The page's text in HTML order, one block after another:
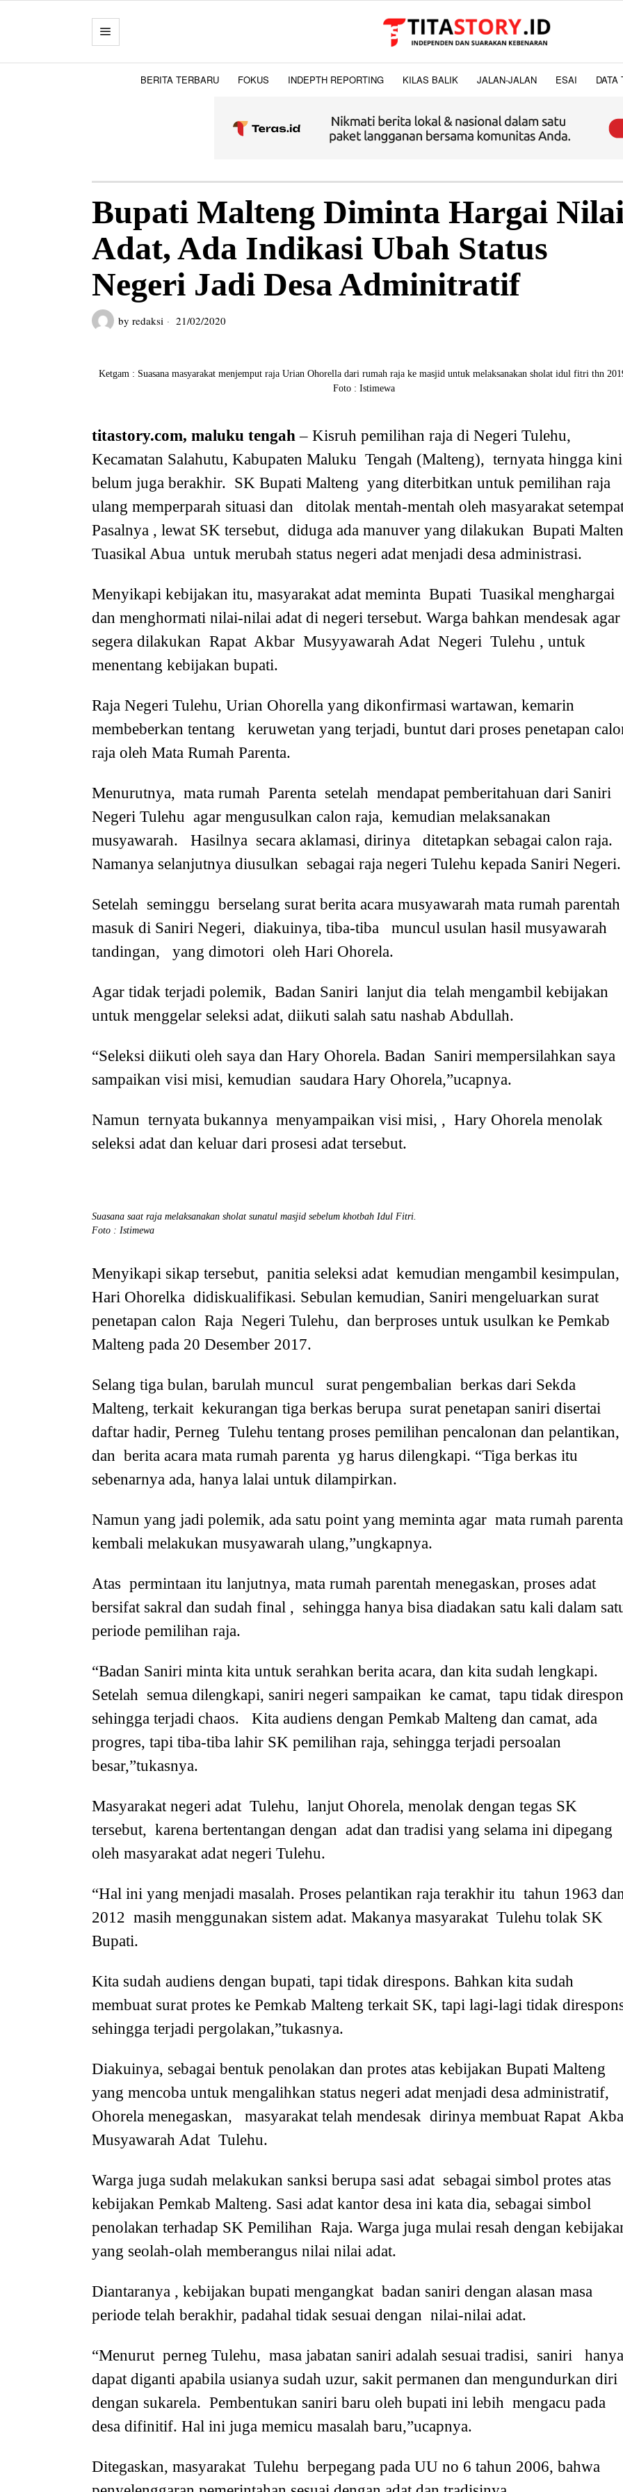
BERITA TERBARU FOKUS INDEPTH REPORTING KILAS BALIK JALAN-JALAN ESAI DATA
Bupati Malteng Diminta Hargai
Adat, Ada Indikasi Ubah Status
Negeri Jadi Desa Adminitratif
by redaksi 21/02/2020
Ketgam : Suasana masyarakat menjemput raja Urian Ohorella dari rumah raja ke masjid untuk melaksanakan sholat idul fitri thn
Foto : Istimewa
titastory.com, maluku tengah – Kisruh pemilihan raja di Negeri Tulehu,
Kecamatan Salahutu, Kabupaten Maluku Tengah (Malteng), ternyata hingga kini
belum juga berakhir. SK Bupati Malteng yang diterbitkan untuk pemilihan raja
ulang memperparah situasi dan ditolak mentah-mentah oleh masyarakat
Pasalnya , lewat SK tersebut, diduga ada manuver yang dilakukan Bupati
Tuasikal Abua untuk merubah status negeri adat menjadi desa administrasi.
Menyikapi kebijakan itu, masyarakat adat meminta Bupati Tuasikal menghargai
dan menghormati nilai-nilai adat di negeri tersebut. Warga bahkan mendesak agar
segera dilakukan Rapat Akbar Musyyawarah Adat Negeri Tulehu , untuk
menentang kebijakan bupati.
Raja Negeri Tulehu, Urian Ohorella yang dikonfirmasi wartawan, kemarin
membeberkan tentang keruwetan yang terjadi, buntut dari proses penetapan
raja oleh Mata Rumah Parenta.
Menurutnya, mata rumah Parenta setelah mendapat pemberitahuan dari Saniri
Negeri Tulehu agar mengusulkan calon raja, kemudian melaksanakan
musyawarah. Hasilnya secara aklamasi, dirinya ditetapkan sebagai calon raja.
Namanya selanjutnya diusulkan sebagai raja negeri Tulehu kepada Saniri Negeri.
Setelah seminggu berselang surat berita acara musyawarah mata rumah parentah
masuk di Saniri Negeri, diakuinya, tiba-tiba muncul usulan hasil musyawarah
tandingan, yang dimotori oleh Hari Ohorela.
Agar tidak terjadi polemik, Badan Saniri lanjut dia telah mengambil kebijakan
untuk menggelar seleksi adat, diikuti salah satu nashab Abdullah.
“Seleksi diikuti oleh saya dan Hary Ohorela. Badan Saniri mempersilahkan saya
sampaikan visi misi, kemudian saudara Hary Ohorela,”ucapnya.
Namun ternyata bukannya menyampaikan visi misi, , Hary Ohorela menolak
seleksi adat dan keluar dari prosesi adat tersebut.
Suasana saat raja melaksanakan sholat sunatul masjid sebelum khotbah Idul Fitri.
Foto : Istimewa
Menyikapi sikap tersebut, panitia seleksi adat kemudian mengambil kesimpulan,
Hari Ohorelka didiskualifikasi. Sebulan kemudian, Saniri mengeluarkan surat
penetapan calon Raja Negeri Tulehu, dan berproses untuk usulkan ke Pemkab
Malteng pada 20 Desember 2017.
Selang tiga bulan, barulah muncul surat pengembalian berkas dari Sekda
Malteng, terkait kekurangan tiga berkas berupa surat penetapan saniri disertai
daftar hadir, Perneg Tulehu tentang proses pemilihan pencalonan dan pelantikan,
dan berita acara mata rumah parenta yg harus dilengkapi. “Tiga berkas itu
sebenarnya ada, hanya lalai untuk dilampirkan.
Namun yang jadi polemik, ada satu point yang meminta agar mata rumah parenta
kembali melakukan musyawarah ulang,”ungkapnya.
Atas permintaan itu lanjutnya, mata rumah parentah menegaskan, proses adat
bersifat sakral dan sudah final , sehingga hanya bisa diadakan satu kali dalam
periode pemilihan raja.
“Badan Saniri minta kita untuk serahkan berita acara, dan kita sudah lengkapi.
Setelah semua dilengkapi, saniri negeri sampaikan ke camat, tapu tidak
sehingga terjadi chaos. Kita audiens dengan Pemkab Malteng dan camat, ada
progres, tapi tiba-tiba lahir SK pemilihan raja, sehingga terjadi persoalan
besar,”tukasnya.
Masyarakat negeri adat Tulehu, lanjut Ohorela, menolak dengan tegas SK
tersebut, karena bertentangan dengan adat dan tradisi yang selama ini dipegang
oleh masyarakat adat negeri Tulehu.
“Hal ini yang menjadi masalah. Proses pelantikan raja terakhir itu tahun 1963
2012 masih menggunakan sistem adat. Makanya masyarakat Tulehu tolak SK
Bupati.
Kita sudah audiens dengan bupati, tapi tidak direspons. Bahkan kita sudah
membuat surat protes ke Pemkab Malteng terkait SK, tapi lagi-lagi tidak
sehingga terjadi pergolakan,”tukasnya.
Diakuinya, sebagai bentuk penolakan dan protes atas kebijakan Bupati Malteng
yang mencoba untuk mengalihkan status negeri adat menjadi desa administratif,
Ohorela menegaskan, masyarakat telah mendesak dirinya membuat Rapat
Musyawarah Adat Tulehu.
Warga juga sudah melakukan sanksi berupa sasi adat sebagai simbol protes atas
kebijakan Pemkab Malteng. Sasi adat kantor desa ini kata dia, sebagai simbol
penolakan terhadap SK Pemilihan Raja. Warga juga mulai resah dengan
yang seolah-olah memberangus nilai nilai adat.
Diantaranya , kebijakan bupati mengangkat badan saniri dengan alasan masa
periode telah berakhir, padahal tidak sesuai dengan nilai-nilai adat.
“Menurut perneg Tulehu, masa jabatan saniri adalah sesuai tradisi, saniri hanya
dapat diganti apabila usianya sudah uzur, sakit permanen dan mengundurkan diri
dengan sukarela. Pembentukan saniri baru oleh bupati ini lebih mengacu pada
desa difinitif. Hal ini juga memicu masalah baru,”ucapnya.
Ditegaskan, masyarakat Tulehu berpegang pada UU no 6 tahun 2006, bahwa